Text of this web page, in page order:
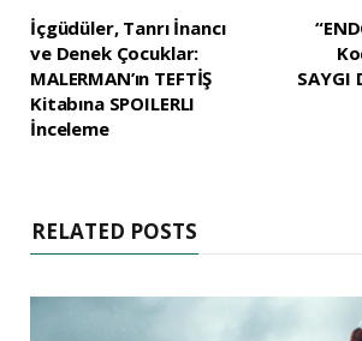
İçgüdüler, Tanrı İnancı
ve Denek Çocuklar:
MALERMAN’ın TEFTİŞ
Kitabına SPOILERLI
İnceleme
SAYGI
RELATED POSTS